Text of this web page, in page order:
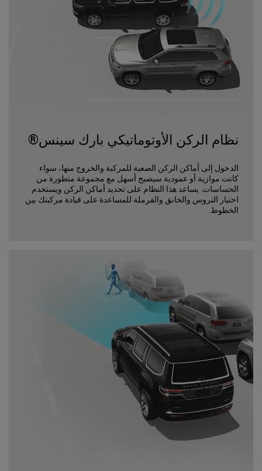
نظام الركن الأوتوماتيكي بارك سينس®
الدخول إلى أماكن الركن الصعبة للمركبة والخروج منها، سواء
كانت موازية أو عمودية سيصبح أسهل مع مجموعة متطورة من
الحساسات. يساعد هذا النظام على تحديد أماكن الركن ويستخدم
اختيار التروس والخانق والفرملة للمساعدة على قيادة مركبتك بين
الخطوط.